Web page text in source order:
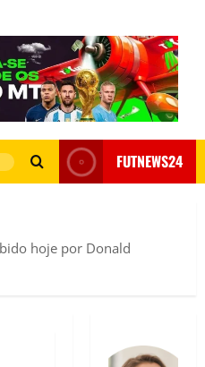
FUTNEWS24
hoje por Donald